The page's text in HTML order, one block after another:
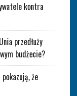
kontra
przedłuży
budżecie?
że